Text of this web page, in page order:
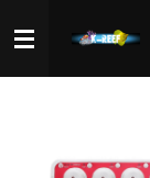
direct